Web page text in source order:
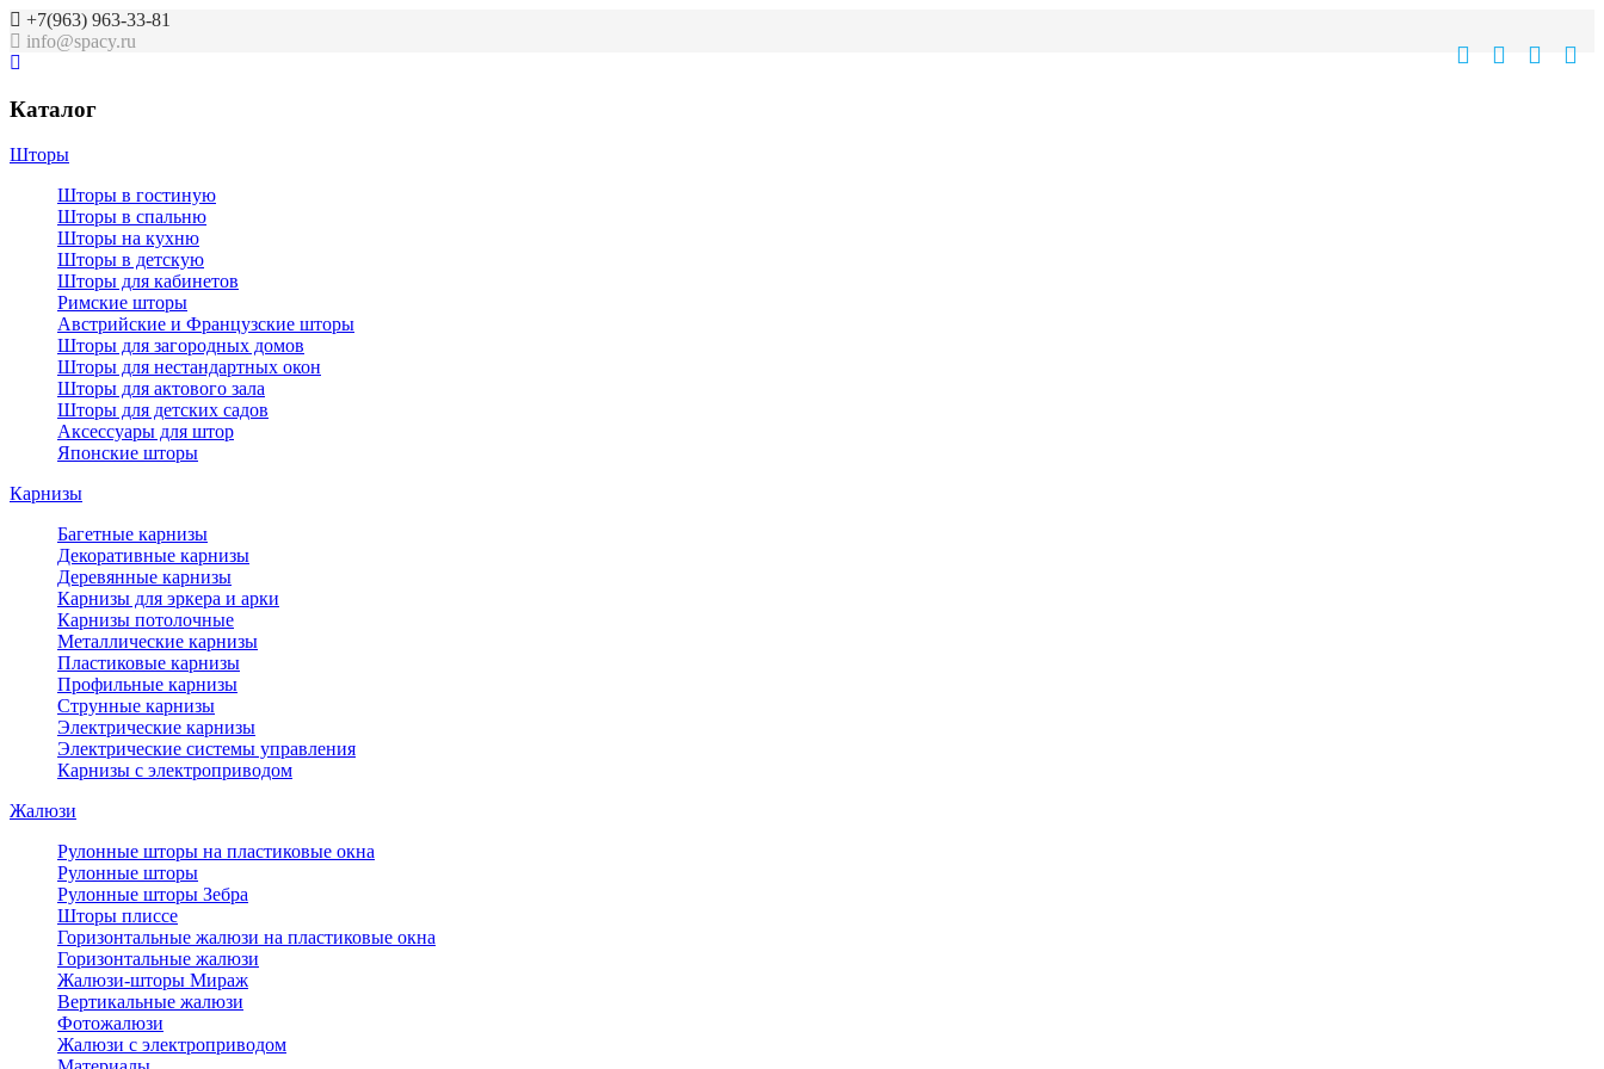
+7(963) 963-33-81
info@spacy.ru
Каталог
Шторы
Шторы в гостиную
Шторы в спальню
Шторы на кухню
Шторы в детскую
Шторы для кабинетов
Римские шторы
Австрийские и Французские шторы
Шторы для загородных домов
Шторы для нестандартных окон
Шторы для актового зала
Шторы для детских садов
Аксессуары для штор
Японские шторы
Карнизы
Багетные карнизы
Декоративные карнизы
Деревянные карнизы
Карнизы для эркера и арки
Карнизы потолочные
Металлические карнизы
Пластиковые карнизы
Профильные карнизы
Струнные карнизы
Электрические карнизы
Электрические системы управления
Карнизы с электроприводом
Жалюзи
Рулонные шторы на пластиковые окна
Рулонные шторы
Рулонные шторы Зебра
Шторы плиссе
Горизонтальные жалюзи на пластиковые окна
Горизонтальные жалюзи
Жалюзи-шторы Мираж
Вертикальные жалюзи
Фотожалюзи
Жалюзи с электроприводом